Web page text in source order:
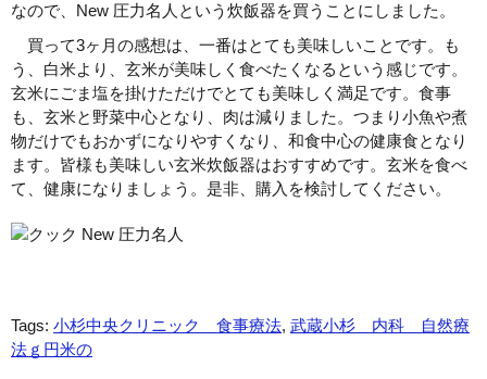
なので、New 圧力名人という炊飯器を買うことにしました。
買って3ヶ月の感想は、一番はとても美味しいことです。も
う、白米より、玄米が美味しく食べたくなるという感じです。
玄米にごま塩を掛けただけでとても美味しく満足です。食事
も、玄米と野菜中心となり、肉は減りました。つまり小魚や煮
物だけでもおかずになりやすくなり、和食中心の健康食となり
ます。皆様も美味しい玄米炊飯器はおすすめです。玄米を食べ
て、健康になりましょう。是非、購入を検討してください。
Tags: 小杉中央クリニック 食事療法, 武蔵小杉 内科 自然療
法ｇ円米の